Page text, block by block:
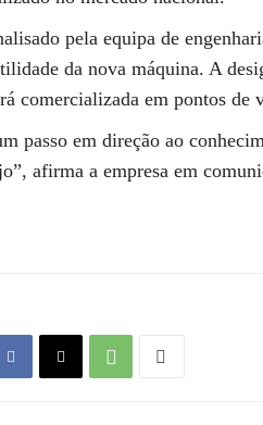
pela equipa de
da nova máquina. A
comercializada em pontos de
passo em direção ao
afirma a empresa em